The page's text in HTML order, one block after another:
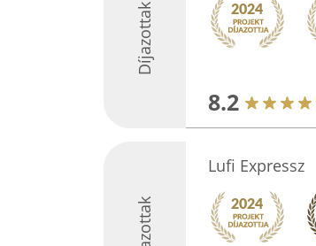
Díjazottak
8.2
Lufi Expressz